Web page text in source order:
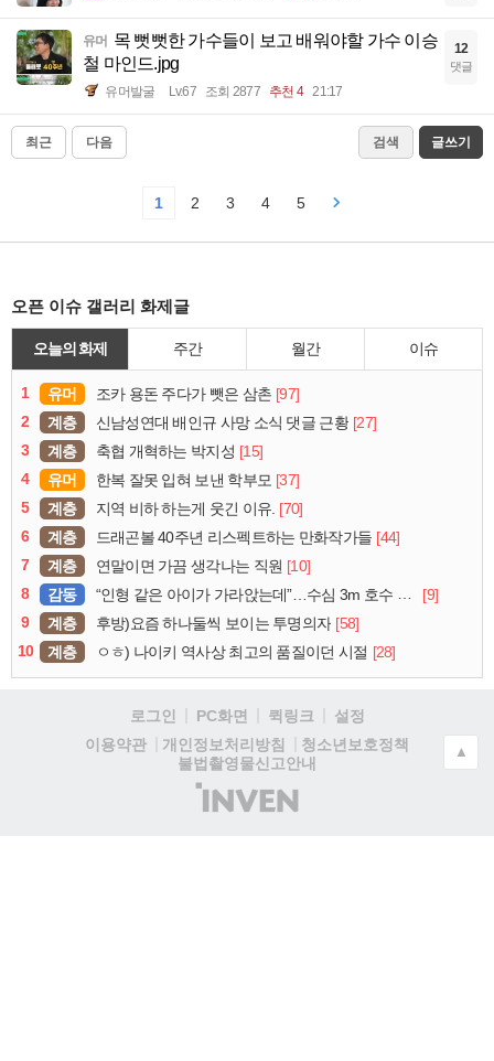
유머 목 뻣뻣한 가수들이 보고 배워야할 가수 이승
철 마인드.jpg
유머발굴 Lv.67 조회 2877 추천 4 21:17
12
댓글
최근 다음 검색 글쓰기
1 2 3 4 5
오픈 이슈 갤러리 화제글
오늘의 화제 주간 월간 이슈
1 유머 조카 용돈 주다가 뺏은 삼촌 [97]
2
계층 신남성연대 배인규 사망 소식 댓글 근황 [27]
3
계층 축협 개혁하는 박지성 [15]
4
유머 한복 잘못 입혀 보낸 학부모 [37]
5
계층 지역 비하 하는게 웃긴 이유. [70]
6
계층 드래곤볼 40주년 리스펙트하는 만화작가들 [44]
7
계층 연말이면 가끔 생각나는 직원 [10]
8
감동 “인형 같은 아이가 가라앉는데”…수심 3m 호수 뛰어든 60대 의인
[9]
9
계층 후방)요즘 하나둘씩 보이는 투명의자 [58]
10
계층 ㅇㅎ) 나이키 역사상 최고의 품질이던 시절 [28]
로그인 PC화면 퀵링크
설정
이용약관
개인정보처리방침
청소년보호정책
불법촬영물신고안내
(주)
인
▲